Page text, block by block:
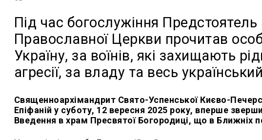
Під час богослужіння Предстоятель
Православної Церкви прочитав
Україну, за воїнів, які захищають
агресії, за владу та весь
Священноархімандрит Свято-Успенської Києво-
Епіфаній у суботу, 12 вересня 2025 року, вперше
Введення в храм Пресвятої Богородиці, що в Ближніх